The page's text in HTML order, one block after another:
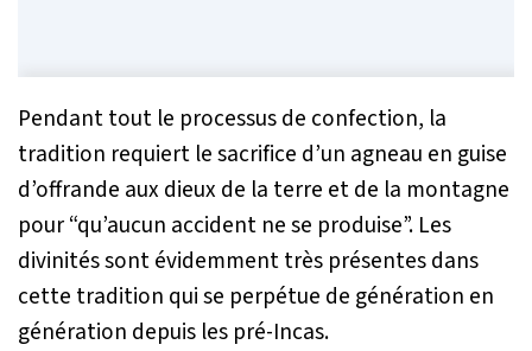
Pendant tout le processus de confection, la
tradition requiert le sacrifice d’un agneau en guise
d’offrande aux dieux de la terre et de la montagne
pour “qu’aucun accident ne se produise”. Les
divinités sont évidemment très présentes dans
cette tradition qui se perpétue de génération en
génération depuis les pré-Incas.